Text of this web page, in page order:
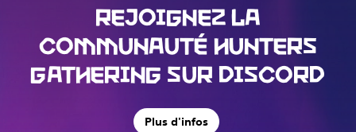
REJOIGNEZ LA
COMMUNAUTÉ HUNTERS
GATHERING SUR DISCORD
Plus d'infos